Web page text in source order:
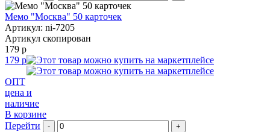
Мемо "Москва" 50 карточек
Артикул: ni-7205
Артикул скопирован
179 р
179 р
ОПТ
цена и
наличие
В корзине
Перейти
- +